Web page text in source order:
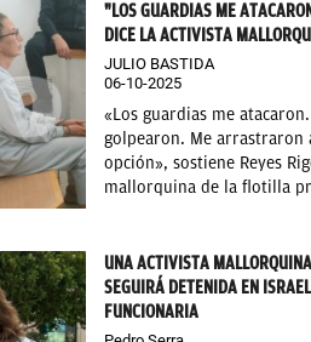
"LOS GUARDIAS ME
DICE LA ACTIVISTA
JULIO BASTIDA
06-10-2025
«Los guardias me
golpearon. Me arrastraron
opción», sostiene Reyes
mallorquina de la flotilla
UNA ACTIVISTA
SEGUIRÁ DETENIDA EN
FUNCIONARIA